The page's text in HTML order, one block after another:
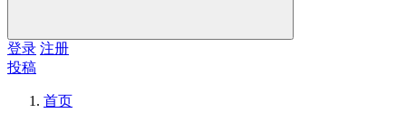
登录 注册
投稿
首页